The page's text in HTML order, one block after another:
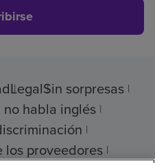
LegalSin sorpresas
no habla inglés
los proveedores